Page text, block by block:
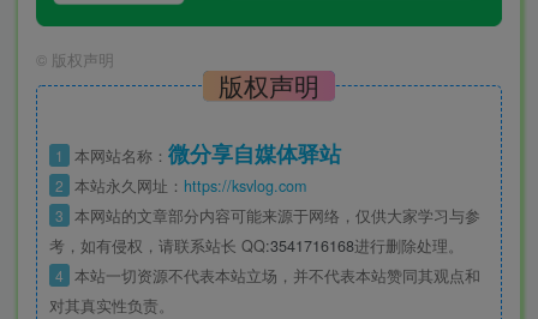
© 版权声明
版权声明
1 本网站名称： 微分享自媒体驿站
2 本站永久网址： https://ksvlog.com
3 本网站的文章部分内容可能来源于网络，仅供大家学习与参
考，如有侵权，请联系站长 QQ:3541716168进行删除处理。
4 本站一切资源不代表本站立场，并不代表本站赞同其观点和
对其真实性负责。